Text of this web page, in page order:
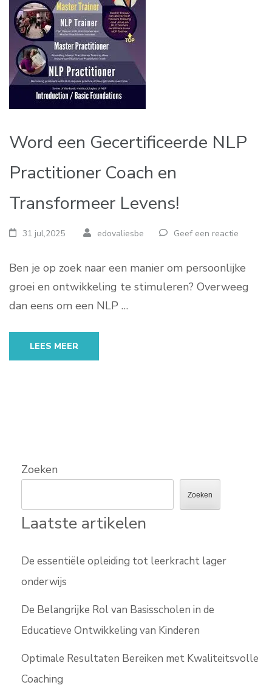
Word een Gecertificeerde NLP
Practitioner Coach en
Transformeer Levens!
31 jul,2025 edovaliesbe Geef een reactie
Ben je op zoek naar een manier om persoonlijke
groei en ontwikkeling te stimuleren? Overweeg
dan eens om een NLP …
LEES MEER
Zoeken
Zoeken
Laatste artikelen
De essentiële opleiding tot leerkracht lager
onderwijs
De Belangrijke Rol van Basisscholen in de
Educatieve Ontwikkeling van Kinderen
Optimale Resultaten Bereiken met Kwaliteitsvolle
Coaching